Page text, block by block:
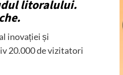
litoralului.
inovației și
20.000 de vizitatori